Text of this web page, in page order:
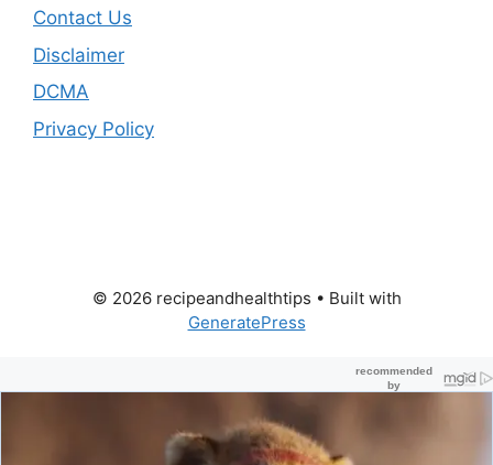
Contact Us
Disclaimer
DCMA
Privacy Policy
© 2026 recipeandhealthtips • Built with
GeneratePress